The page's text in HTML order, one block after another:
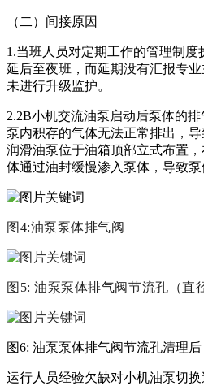
（二）间接原因
1.当班人员对定期工作的管理制
延后至夜班，而延期没有汇报专
未进行升级监护。
2.2B小机交流油泵启动后泵体的
泵内积存的气体无法正常排出，
润滑油泵位于油箱顶部立式布置
体通过油封缓慢渗入泵体，导致泵
图4:油泵泵体排气阀
图5: 油泵泵体排气阀节流孔（直
图6: 油泵泵体排气阀节流孔清理后
运行人员经验欠缺对小机油泵切